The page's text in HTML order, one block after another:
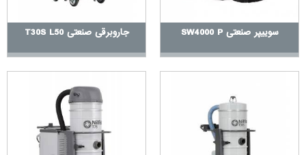
نظافت کف نیز بهترین دستگاه سوییپر است که دارای مدل های بزرگ و
سرنشین دار می باشد و توانایی نظافت 16000 متر مربع در ساعت را
برای نظافت محیط های داخلی کارخانه ها استفاده می شوند.
انتقال مواد
برای انتقال و جابجایی لعاب و رنگ دانه ها در طی فرایند رنگ زدن
سرامیک و کاشی از مکنده صنعتی استفاده می گردد. در هنگام لعاب زدن
سوییپر صنعتی SW4000 P جاروبرقی صنعتی T30S L50